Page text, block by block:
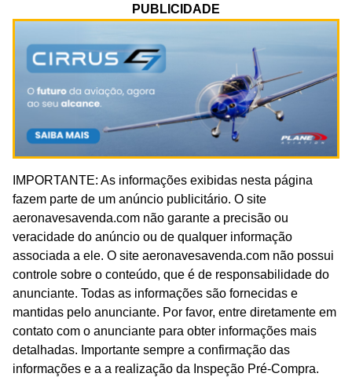
PUBLICIDADE
IMPORTANTE: As informações exibidas nesta página
fazem parte de um anúncio publicitário. O site
aeronavesavenda.com não garante a precisão ou
veracidade do anúncio ou de qualquer informação
associada a ele. O site aeronavesavenda.com não possui
controle sobre o conteúdo, que é de responsabilidade do
anunciante. Todas as informações são fornecidas e
mantidas pelo anunciante. Por favor, entre diretamente em
contato com o anunciante para obter informações mais
detalhadas. Importante sempre a confirmação das
informações e a a realização da Inspeção Pré-Compra.